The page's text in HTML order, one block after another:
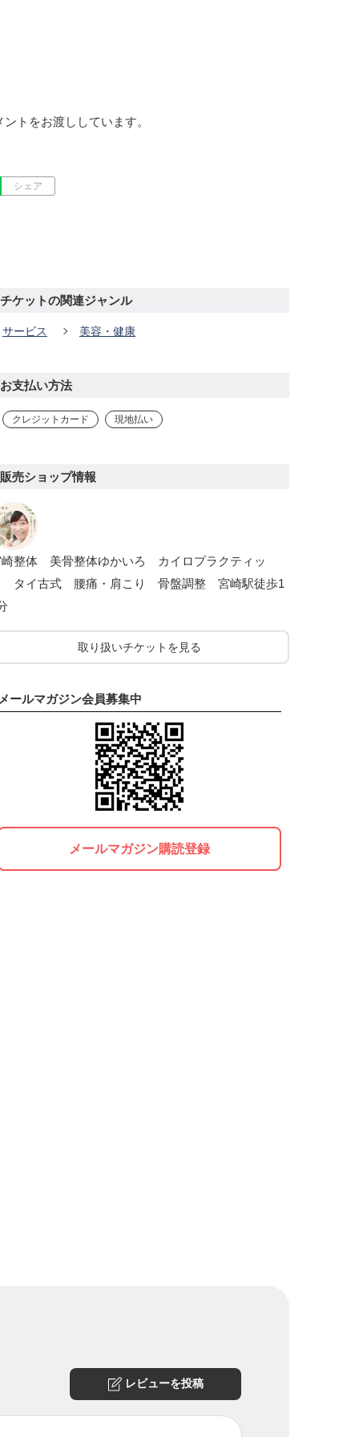
トをお渡ししています。
シェア
チケットの関連ジャンル
サービス 美容・健康
お支払い方法
クレジットカード 現地払い
販売ショップ情報
崎整体 美骨整体ゆかいろ カイロプラクティッ
タイ古式 腰痛・肩こり 骨盤調整 宮崎駅徒歩1
取り扱いチケットを見る
メールマガジン会員募集中
メールマガジン購読登録
レビューを投稿